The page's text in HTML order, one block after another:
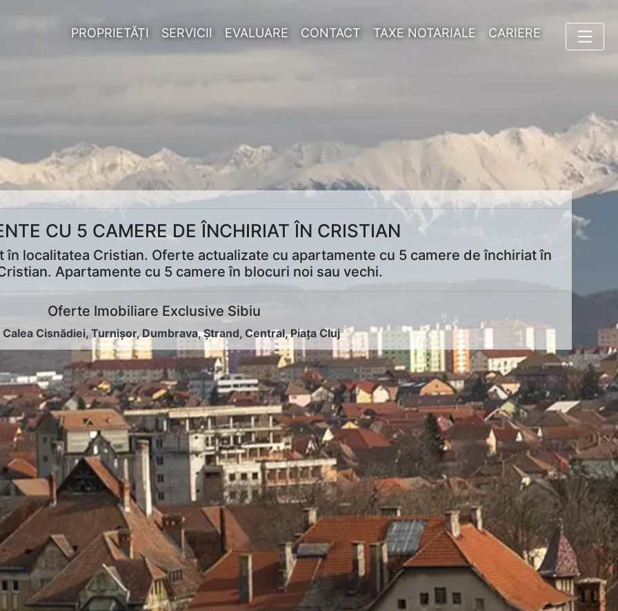
PROPRIETĂȚI SERVICII EVALUARE CONTACT TAXE NOTARIALE CARIERE
CU 5 CAMERE DE ÎNCHIRIAT ÎN CRISTIAN
localitatea Cristian. Oferte actualizate cu apartamente cu 5 camere de închiriat în
Apartamente cu 5 camere în blocuri noi sau vechi.
Oferte Imobiliare Exclusive Sibiu
Calea Cisnădiei,Turnișor, Dumbrava,Ștrand,Central,Piața Cluj